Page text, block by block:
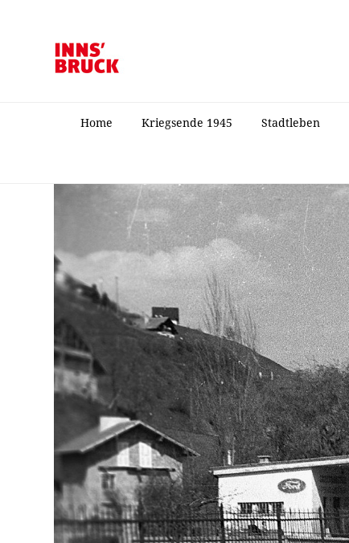
Home Kriegsende 1945 Stadtleben